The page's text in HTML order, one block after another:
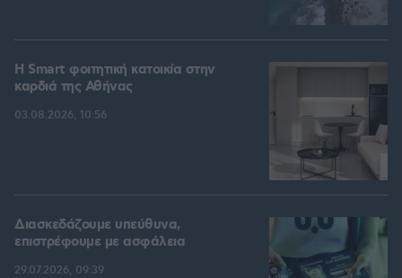
Η Smart φοιτητική κατοικία στην
καρδιά της Αθήνας
03.08.2026, 10:56
Διασκεδάζουμε υπεύθυνα,
επιστρέφουμε με ασφάλεια
29.07.2026, 09:39